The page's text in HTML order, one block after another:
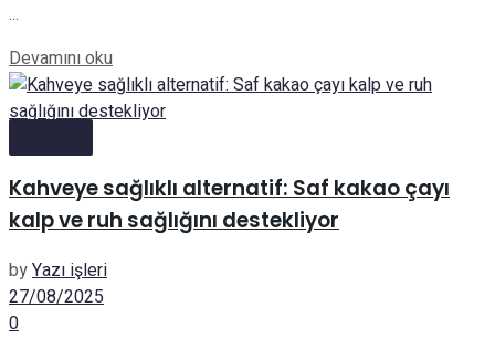
...
Devamını okuDetails
Kahveye sağlıklı alternatif: Saf kakao çayı
kalp ve ruh sağlığını destekliyor
byYazı işleri
27/08/2025
0